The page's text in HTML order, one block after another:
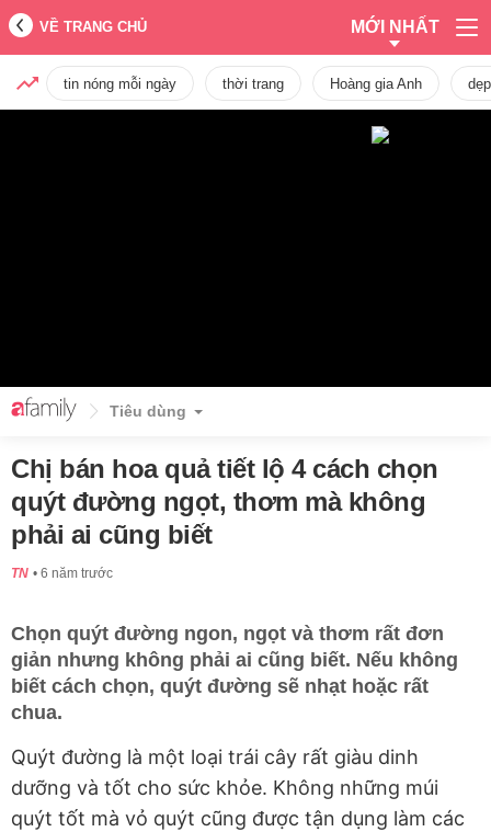
VỀ TRANG CHỦ MỚI NHẤT
tin nóng mỗi ngày thời trang Hoàng gia Anh dẹp
Tiêu dùng
Chị bán hoa quả tiết lộ 4 cách chọn
quýt đường ngọt, thơm mà không
phải ai cũng biết
TN 6 năm trước
Chọn quýt đường ngon, ngọt và thơm rất đơn
giản nhưng không phải ai cũng biết. Nếu không
biết cách chọn, quýt đường sẽ nhạt hoặc rất
chua.
Quýt đường là một loại trái cây rất giàu dinh
dưỡng và tốt cho sức khỏe. Không những múi
quýt tốt mà vỏ quýt cũng được tận dụng làm các